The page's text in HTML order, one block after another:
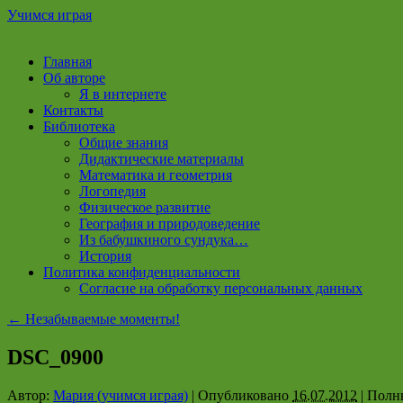
Учимся играя
Перейти
содержимому
Главная
Об авторе
Я в интернете
Контакты
Библиотека
Общие знания
Дидактические материалы
Математика и геометрия
Логопедия
Физическое развитие
География и природоведение
Из бабушкиного сундука…
История
Политика конфиденциальности
Согласие на обработку персональных данных
← Незабываемые моменты!
DSC_0900
Автор: Мария (учимся играя) | Опубликовано 16.07.2012 |